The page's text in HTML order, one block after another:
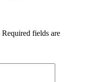
Required fields are